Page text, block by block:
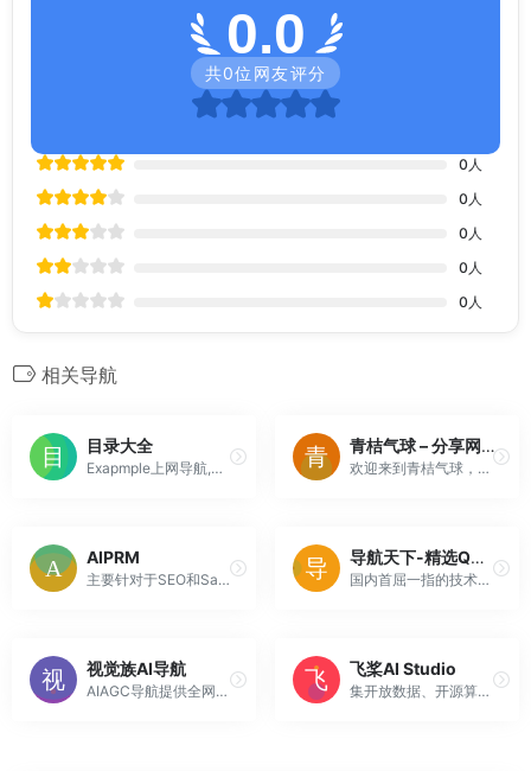
0.0
共0位网友评分
0 人
0 人
0 人
0 人
0 人
相关导航
目录大全
Exapmple上网导航,简单的搜索网站目录导航站,搜集各大电影、资源、BT搜索以及小说等目录网站,打造综合第一目录搜索导航站!
青桔气球 – 分享网络安全与科技生活
欢迎来到青桔气球，这是一个专注于网络安全和科技生活分享的网站。在青桔气球上，您可以找到关于WordPress、Hexo、Typecho等平台的详细教程。
AIPRM
主要针对于SEO和SaaS文案写作的ChatGPTPrompts浏览器扩展
导航天下-精选QQ技术导航,资源网址导航,学技术,找资源,从这里开始
国内首屈一指的技术教程活动导航分类平台，站点已累计收录数千网站，累计为中国网民提供多达数亿的访问点击，满足用户随时查阅最全面最权威的文章资讯教程
视觉族AI导航
AIAGC导航提供全网最全的AI人工智能工具网站推荐，帮助大家发现最新AI绘画，AI智能写作助手，AI聊天机器人，AI配音，AI音乐，AI换脸工具应用软件，让AI帮助你更高效的工作，学习。
飞桨AI Studio
集开放数据、开源算法、免费算力三位一体，为开发者提供高效学习和开发环境、高价值高奖金竞赛项目，支撑高校老师轻松实现AI教学，并助力开发者学习交流，加速落地AI业务场景